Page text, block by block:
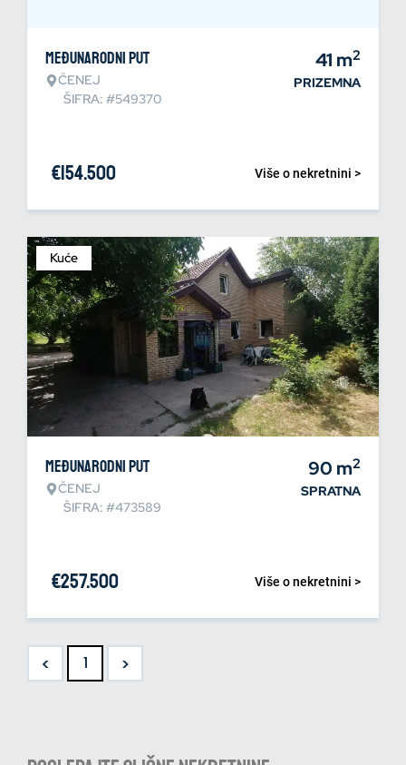
Međunarodni put
ČENEJ
ŠIFRA: #549370
41 m2
PRIZEMNA
Više o nekretnini >
€154.500
Kuće
Međunarodni put
ČENEJ
ŠIFRA: #473589
90 m2
SPRATNA
Više o nekretnini >
€257.500
< 1 >